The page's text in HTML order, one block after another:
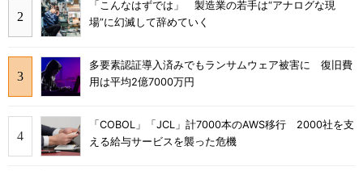
「こんなはずでは」 製造業の若手は“アナログな現
場”に幻滅して辞めていく
多要素認証導入済みでもランサムウェア被害に 復旧費
用は平均2億7000万円
「COBOL」「JCL」計7000本のAWS移行 2000社を支
える給与サービスを襲った危機